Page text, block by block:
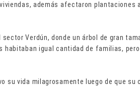
además afectaron plantaciones
Verdún, donde un árbol de gran
habitaban igual cantidad de familias,
su vida milagrosamente luego de que